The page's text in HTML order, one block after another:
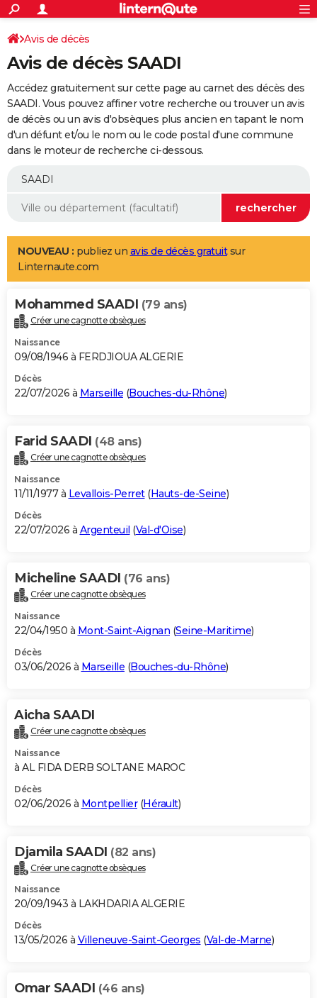
ACTUALITÉS
Politique
Société
Faits Divers
Education
Monde
Villes
+
SPORT
Coupe du monde 2026
Football
Tennis
Cyclisme
Rugby
Forum
Programme TV
TNT
Streaming
Cinéma
Sorties cinéma
Musique
+
FINANCE
Retraite
Impôts
Epargne
Immobilier
Risques naturels par ville
Banque
Assurance
Crédit
AUTO
Essais
Réserver un essai
Citadines
Berlines
SUV
Forum auto
+
Mobiles
Meilleur smartphone
Internet
Ordinateurs
Jeux vidéo
Guide high-tech
Aménagement intérieur
LIFESTYLE
Art de vivre
Bien-être
Loisirs
Mode
Modes de vie
Alimentation
Guide de la santé
Maladies
Médicaments
Sommeil
VOYAGE
Destinations
City break
Voyage nature
Voyage de noces
Forum
Climat
+PHOTO
GUIDES D'ACHAT
BONS PLANS
Carte de Noël
Carte Bonne année
Carte Saint-Valentin
Carte Pâques
Carte d'anniversaire
DICTIONNAIRE
Dictionnaire
Biographies
Citations
Expressions
Proverbes
PROGRAMME TV
S'inscrire
Se connecter
Lycées
Collèges
Primaires
Universités
Entreprises
Service militaire
Avis de recherche
AVIS DE DÉCÈS
Bricolage
Lifestyle
Culture
Sport
Auto
Television
Voyage
Cinema
Avis de décès
Avis de décès SAADI
Accédez gratuitement sur cette page au carnet des décès des
SAADI. Vous pouvez affiner votre recherche ou trouver un avis
de décès ou un avis d'obsèques plus ancien en tapant le nom
d'un défunt et/ou le nom ou le code postal d'une commune
dans le moteur de recherche ci-dessous.
NOUVEAU : publiez un avis de décès gratuitsur
Linternaute.com
Mohammed SAADI (79 ans)
Créer une cagnotte obsèques
Naissance
09/08/1946 à FERDJIOUA ALGERIE
Décès
22/07/2026 à Marseille (Bouches-du-Rhône)
Farid SAADI (48 ans)
Créer une cagnotte obsèques
Naissance
11/11/1977 à Levallois-Perret(Hauts-de-Seine)
Décès
22/07/2026 à Argenteuil (Val-d'Oise)
Micheline SAADI (76 ans)
Créer une cagnotte obsèques
Naissance
22/04/1950 à Mont-Saint-Aignan (Seine-Maritime)
Décès
03/06/2026 à Marseille (Bouches-du-Rhône)
Aicha SAADI
Créer une cagnotte obsèques
Naissance
à AL FIDA DERB SOLTANE MAROC
Décès
02/06/2026 à Montpellier(Hérault)
Djamila SAADI (82 ans)
Créer une cagnotte obsèques
Naissance
20/09/1943 à LAKHDARIA ALGERIE
Décès
13/05/2026 à Villeneuve-Saint-Georges (Val-de-Marne)
Omar SAADI (46 ans)